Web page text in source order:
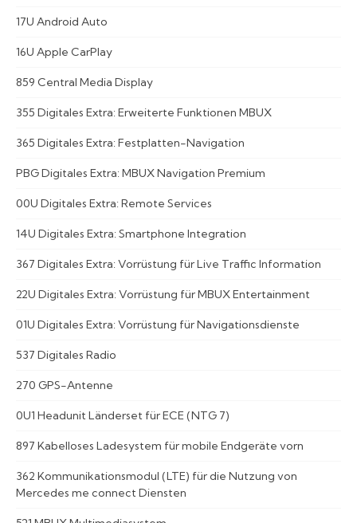
17U Android Auto
16U Apple CarPlay
859 Central Media Display
355 Digitales Extra: Erweiterte Funktionen MBUX
365 Digitales Extra: Festplatten-Navigation
PBG Digitales Extra: MBUX Navigation Premium
00U Digitales Extra: Remote Services
14U Digitales Extra: Smartphone Integration
367 Digitales Extra: Vorrüstung für Live Traffic Information
22U Digitales Extra: Vorrüstung für MBUX Entertainment
01U Digitales Extra: Vorrüstung für Navigationsdienste
537 Digitales Radio
270 GPS-Antenne
0U1 Headunit Länderset für ECE (NTG 7)
897 Kabelloses Ladesystem für mobile Endgeräte vorn
362 Kommunikationsmodul (LTE) für die Nutzung von
Mercedes me connect Diensten